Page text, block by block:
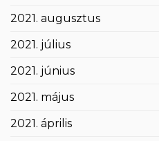
2021. augusztus
2021. július
2021. június
2021. május
2021. április